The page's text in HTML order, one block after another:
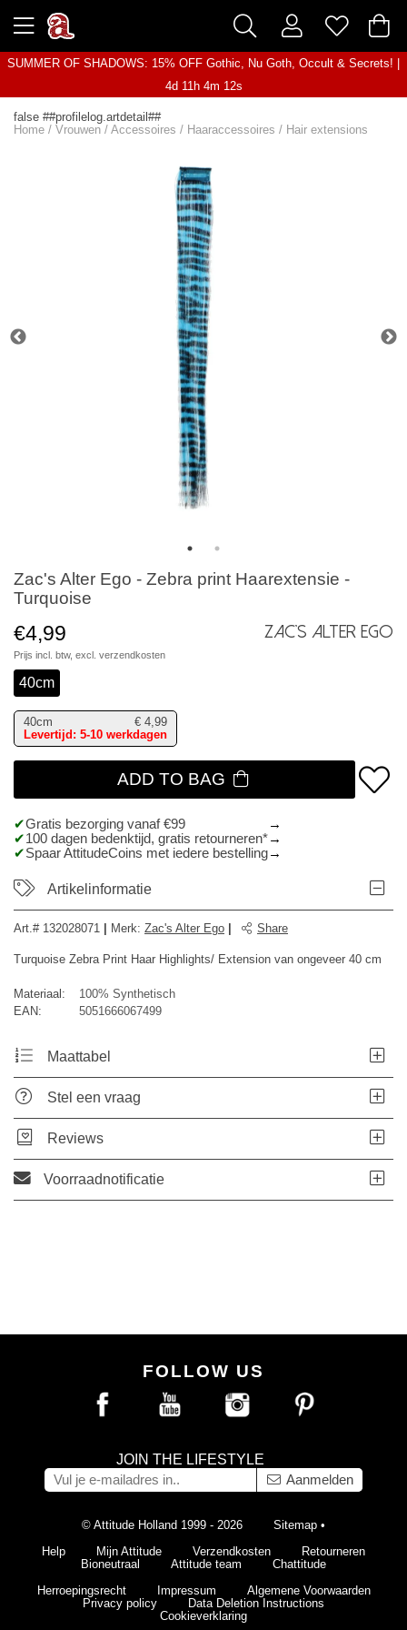
SUMMER OF SHADOWS: 15% OFF Gothic, Nu Goth, Occult & Secrets! |
4d 11h 4m 12s
false ##profilelog.artdetail##
Home / Vrouwen / Accessoires / Haaraccessoires / Hair extensions
Zac's Alter Ego - Zebra print Haarextensie -
Turquoise
€4,99
Prijs incl. btw, excl. verzendkosten
Zac's Alter Ego
40cm
40cm € 4,99
Levertijd: 5-10 werkdagen
ADD TO BAG
Gratis bezorging vanaf €99
100 dagen bedenktijd, gratis retourneren*
Spaar AttitudeCoins met iedere bestelling
Artikelinformatie
Art.# 132028071 Merk: Zac's Alter Ego Share
Turquoise Zebra Print Haar Highlights/ Extension van ongeveer 40 cm
Materiaal:
100% Synthetisch
EAN:
5051666067499
Maattabel
Stel een vraag
Reviews
Voorraadnotificatie
FOLLOW US
JOIN THE LIFESTYLE
Aanmelden
© Attitude Holland 1999 - 2026 Sitemap •
Help
Mijn Attitude Verzendkosten
Retourneren
Bioneutraal
Attitude team
Chattitude
Herroepingsrecht
Impressum
Algemene Voorwaarden
Privacy policy
Data Deletion Instructions
Cookieverklaring